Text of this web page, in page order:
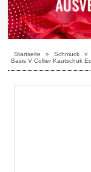
Startseite » Schmuck »
Basis V Collier Kautschuk